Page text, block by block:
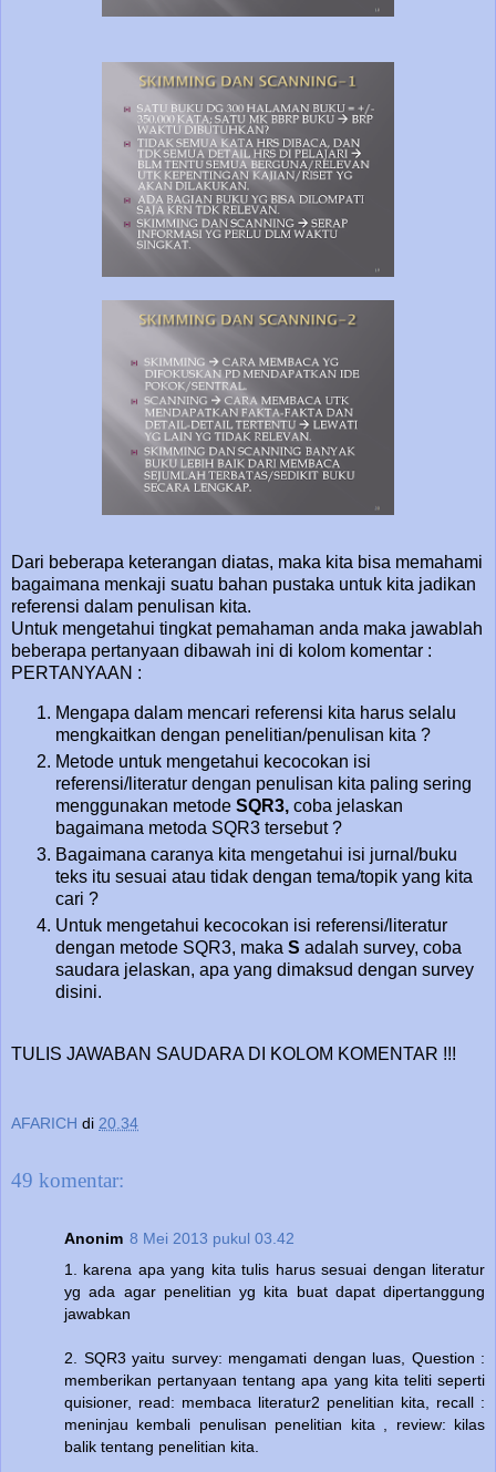
Dari beberapa keterangan diatas, maka kita bisa memahami
bagaimana menkaji suatu bahan pustaka untuk kita jadikan
referensi dalam penulisan kita.
Untuk mengetahui tingkat pemahaman anda maka jawablah
beberapa pertanyaan dibawah ini di kolom komentar :
PERTANYAAN :
Mengapa dalam mencari referensi kita harus selalu
mengkaitkan dengan penelitian/penulisan kita ?
Metode untuk mengetahui kecocokan isi
referensi/literatur dengan penulisan kita paling sering
menggunakan metode SQR3, coba jelaskan
bagaimana metoda SQR3 tersebut ?
Bagaimana caranya kita mengetahui isi jurnal/buku
teks itu sesuai atau tidak dengan tema/topik yang kita
cari ?
Untuk mengetahui kecocokan isi referensi/literatur
dengan metode SQR3, maka S adalah survey, coba
saudara jelaskan, apa yang dimaksud dengan survey
disini.
TULIS JAWABAN SAUDARA DI KOLOM KOMENTAR !!!
AFARICH di 20.34
49 komentar:
Anonim 8 Mei 2013 pukul 03.42
1. karena apa yang kita tulis harus sesuai dengan literatur
yg ada agar penelitian yg kita buat dapat dipertanggung
jawabkan
2. SQR3 yaitu survey: mengamati dengan luas, Question :
memberikan pertanyaan tentang apa yang kita teliti seperti
quisioner, read: membaca literatur2 penelitian kita, recall :
meninjau kembali penulisan penelitian kita , review: kilas
balik tentang penelitian kita.